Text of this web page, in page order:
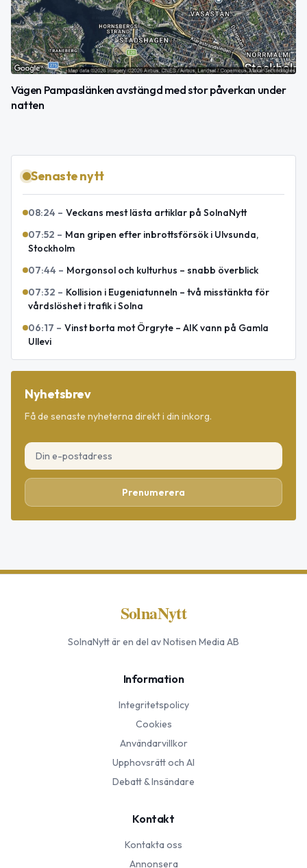
Vägen Pampaslänken avstängd med stor påverkan under
natten
Senaste nytt
08:24 – Veckans mest lästa artiklar på SolnaNytt
07:52 – Man gripen efter inbrottsförsök i Ulvsunda,
Stockholm
07:44 – Morgonsol och kulturhus – snabb överblick
07:32 – Kollision i Eugeniatunneln – två misstänkta för
vårdslöshet i trafik i Solna
06:17 – Vinst borta mot Örgryte – AIK vann på Gamla
Ullevi
Nyhetsbrev
Få de senaste nyheterna direkt i din inkorg.
Prenumerera
SolnaNytt
SolnaNyttär en del av Notisen Media AB
Information
Integritetspolicy
Cookies
Användarvillkor
Upphovsrätt och AI
Debatt & Insändare
Kontakt
Kontakta oss
Annonsera